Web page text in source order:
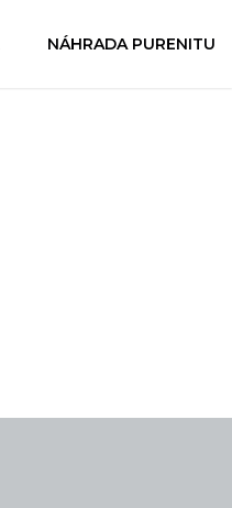
NÁHRADA PURENITU